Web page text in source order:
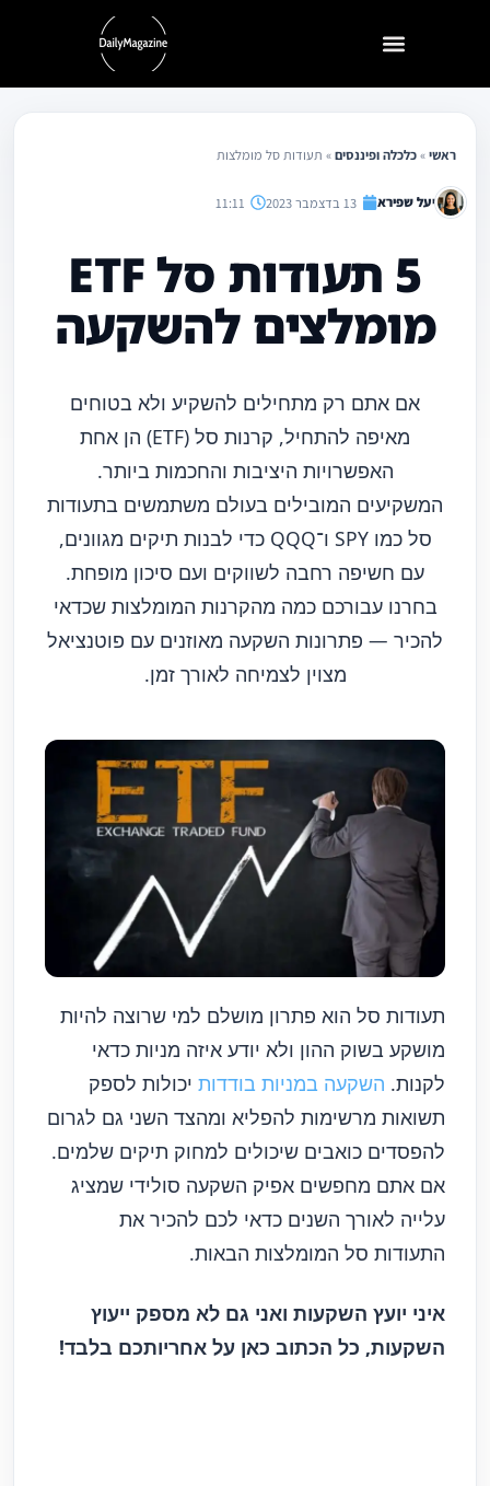
ראשי»כלכלה ופיננסים» תעודות סל מומלצות
יעל שפירא 13 בדצמבר 2023 11:11
5 תעודות סל ETF
מומלצים להשקעה
אם אתם רק מתחילים להשקיע ולא בטוחים
מאיפה להתחיל, קרנות סל (ETF) הן אחת
האפשרויות היציבות והחכמות ביותר.
המשקיעים המובילים בעולם משתמשים בתעודות
סל כמו SPY ו־QQQ כדי לבנות תיקים מגוונים,
עם חשיפה רחבה לשווקים ועם סיכון מופחת.
בחרנו עבורכם כמה מהקרנות המומלצות שכדאי
להכיר — פתרונות השקעה מאוזנים עם פוטנציאל
מצוין לצמיחה לאורך זמן.
תעודות סל הוא פתרון מושלם למי שרוצה להיות
מושקע בשוק ההון ולא יודע איזה מניות כדאי
לקנות. השקעה במניות בודדות יכולות לספק
תשואות מרשימות להפליא ומהצד השני גם לגרום
להפסדים כואבים שיכולים למחוק תיקים שלמים.
אם אתם מחפשים אפיק השקעה סולידי שמציג
עלייה לאורך השנים כדאי לכם להכיר את
התעודות סל המומלצות הבאות.
איני יועץ השקעות ואני גם לא מספק ייעוץ
השקעות, כל הכתוב כאן על אחריותכם בלבד!